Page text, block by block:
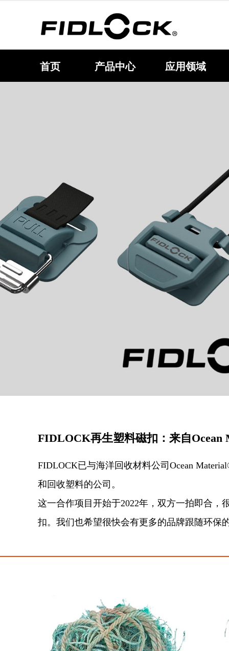
首页 产品中心 应用领域
FIDLOCK再生塑料磁扣：来自
FIDLOCK已与海洋回收材料公司Ocean
和回收塑料的公司。
这一合作项目开始于2022年，双方一拍即合，
扣。我们也希望很快会有更多的品牌跟随环保